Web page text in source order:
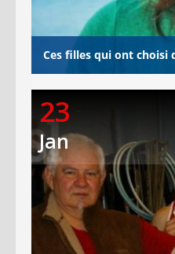
Ces filles qui ont choisi
23
Jan